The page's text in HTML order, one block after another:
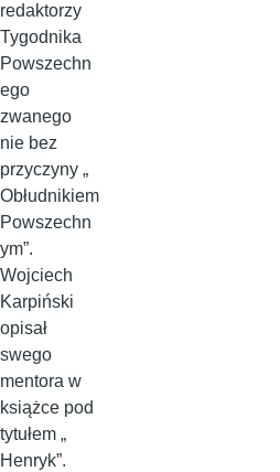
redaktorzy
Tygodnika
Powszechn
ego
zwanego
nie bez
przyczyny „
Obłudnikiem
Powszechn
ym”.
Wojciech
Karpiński
opisał
swego
mentora w
książce pod
tytułem „
Henryk”.